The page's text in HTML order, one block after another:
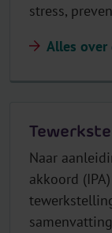
stress,
Alles
Naar
akkoord